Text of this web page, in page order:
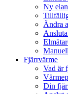
Ny
Ändra
Fjärrvärme
Vad är
Din